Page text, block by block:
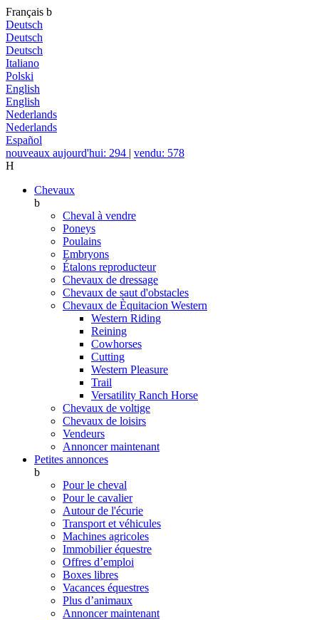
Français b
Deutsch
Deutsch
Deutsch
Italiano
Polski
English
English
Nederlands
Nederlands
Español
nouveaux aujourd'hui: 294 | vendu: 578
H
Chevaux
b
Cheval à vendre
Poneys
Poulains
Embryons
Étalons reproducteur
Chevaux de dressage
Chevaux de saut d'obstacles
Chevaux de Èquitacion Western
Western Riding
Reining
Cowhorses
Cutting
Western Pleasure
Trail
Versatility Ranch Horse
Chevaux de voltige
Chevaux de loisirs
Vendeurs
Annoncer maintenant
Petites annonces
b
Pour le cheval
Pour le cavalier
Autour de l'écurie
Transport et véhicules
Machines agricoles
Immobilier équestre
Offres d’emploi
Boxes libres
Vacances équestres
Plus d’animaux
Annoncer maintenant